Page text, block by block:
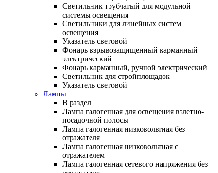
Светильник трубчатый для модульной
системы освещения
Светильники для линейных систем
освещения
Указатель световой
Фонарь взрывозащищенный карманный
электрический
Фонарь карманный, ручной электрический
Светильник для стройплощадок
Указатель световой
Лампы
В раздел
Лампа галогенная для освещения взлетно-
посадочной полосы
Лампа галогенная низковольтная без
отражателя
Лампа галогенная низковольтная с
отражателем
Лампа галогенная сетевого напряжения без